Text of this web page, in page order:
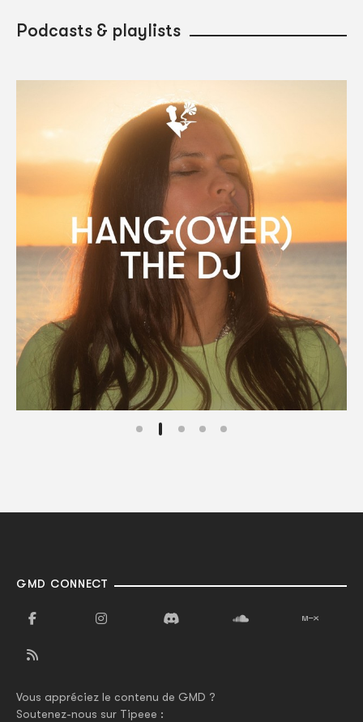
Podcasts & playlists
GMD CONNECT
Vous appréciez le contenu de GMD ?
Soutenez-nous sur Tipeee :